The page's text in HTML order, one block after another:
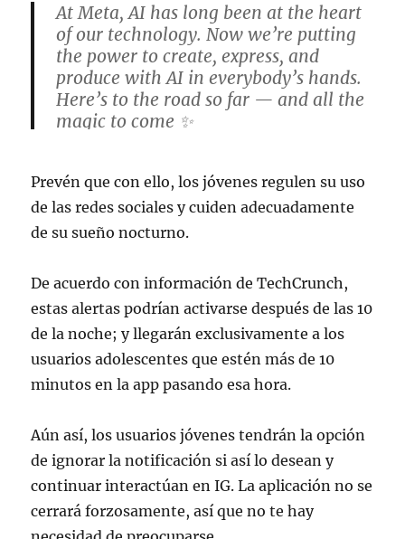
At Meta, AI has long been at the heart
of our technology. Now we’re putting
the power to create, express, and
produce with AI in everybody’s hands.
Here’s to the road so far — and all the
magic to come ✨
— Meta (@Meta)December 19, 2023
Prevén que con ello, los jóvenes regulen su uso
de las redes sociales y cuiden adecuadamente
de su sueño nocturno.
De acuerdo con información de TechCrunch,
estas alertas podrían activarse después de las 10
de la noche; y llegarán exclusivamente a los
usuarios adolescentes que estén más de 10
minutos en la app pasando esa hora.
Aún así, los usuarios jóvenes tendrán la opción
de ignorar la notificación si así lo desean y
continuar interactúan en IG. La aplicación no se
cerrará forzosamente, así que no te hay